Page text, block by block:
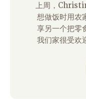
上周，
想做饭时用农
享另一个把零
我们家很受欢
良好来源，